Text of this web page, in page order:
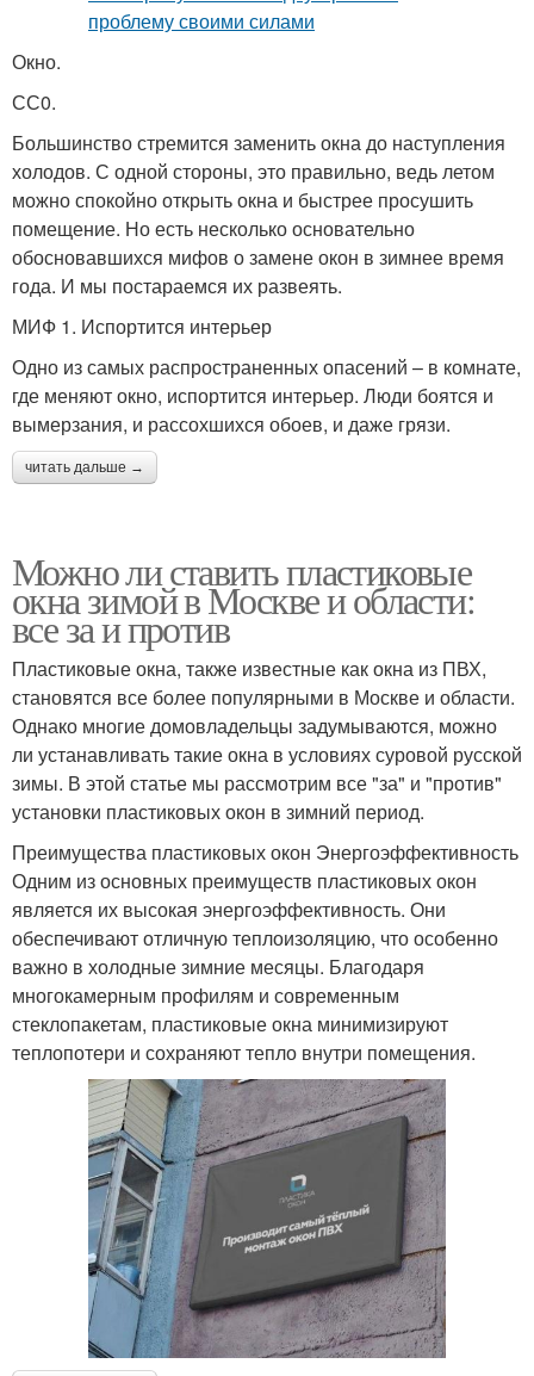
Окно.
СС0.
Большинство стремится заменить окна до наступления
холодов. С одной стороны, это правильно, ведь летом
можно спокойно открыть окна и быстрее просушить
помещение. Но есть несколько основательно
обосновавшихся мифов о замене окон в зимнее время
года. И мы постараемся их развеять.
МИФ 1. Испортится интерьер
Одно из самых распространенных опасений – в комнате,
где меняют окно, испортится интерьер. Люди боятся и
вымерзания, и рассохшихся обоев, и даже грязи.
читать дальше →
Можно ли ставить пластиковые
окна зимой в Москве и области:
все за и против
Пластиковые окна, также известные как окна из ПВХ,
становятся все более популярными в Москве и области.
Однако многие домовладельцы задумываются, можно
ли устанавливать такие окна в условиях суровой русской
зимы. В этой статье мы рассмотрим все "за" и "против"
установки пластиковых окон в зимний период.
Преимущества пластиковых окон Энергоэффективность
Одним из основных преимуществ пластиковых окон
является их высокая энергоэффективность. Они
обеспечивают отличную теплоизоляцию, что особенно
важно в холодные зимние месяцы. Благодаря
многокамерным профилям и современным
стеклопакетам, пластиковые окна минимизируют
теплопотери и сохраняют тепло внутри помещения.